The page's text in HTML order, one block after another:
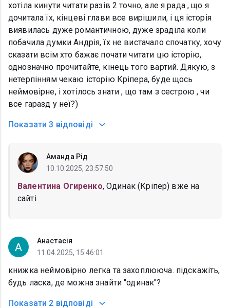
хотіла кинути читати разів 2 точно, але я рада , що я
дочитала їх, кінцеві глави все вирішили, і ця історія
виявилась дуже романтичною, дуже зраділа коли
побачила думки Андрія, їх не вистачало спочатку, хочу
сказати всім хто бажає почати читати цю історію,
однозначно прочитайте, кінець того вартий. Дякую, з
нетерпінням чекаю історію Кріпера, буде щось
неймовірне, і хотілось знати , що там з сестрою , чи
все гаразд у неї?)
Показати 3 відповіді
Аманда Рід
10.10.2025, 23:57:50
Валентина Огиренко, Одинак (Кріпер) вже на
сайті
Анастасія
11.04.2025, 15:46:01
книжка неймовірно легка та захоплююча. підскажіть,
будь ласка, де можна знайти "одинак"?
Показати 2 відповіді